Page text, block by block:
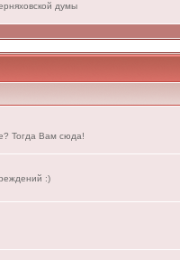
думы
Тогда Вам сюда!
:)